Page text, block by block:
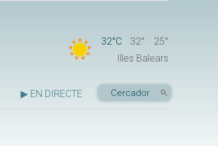
32°C 32°
25°
Illes Balears
▶ EN DIRECTE